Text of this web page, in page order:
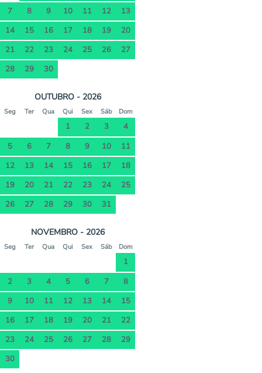
7
8 9 10 11 12
13
14
15 16 17 18 19
20
21
22 23 24 25 26
27
28
29 30
OUTUBRO - 2026
Seg Ter Qua Qui Sex Sáb Dom
1 2 3
4
5
6 7 8 9 10
11
12
13 14 15 16 17
18
19
20 21 22 23 24
25
26
27 28 29 30 31
NOVEMBRO - 2026
Seg Ter Qua Qui Sex Sáb Dom
1
2
3 4 5 6 7
8
9
10 11 12 13 14
15
16
17 18 19 20 21
22
23
24 25 26 27 28
29
30